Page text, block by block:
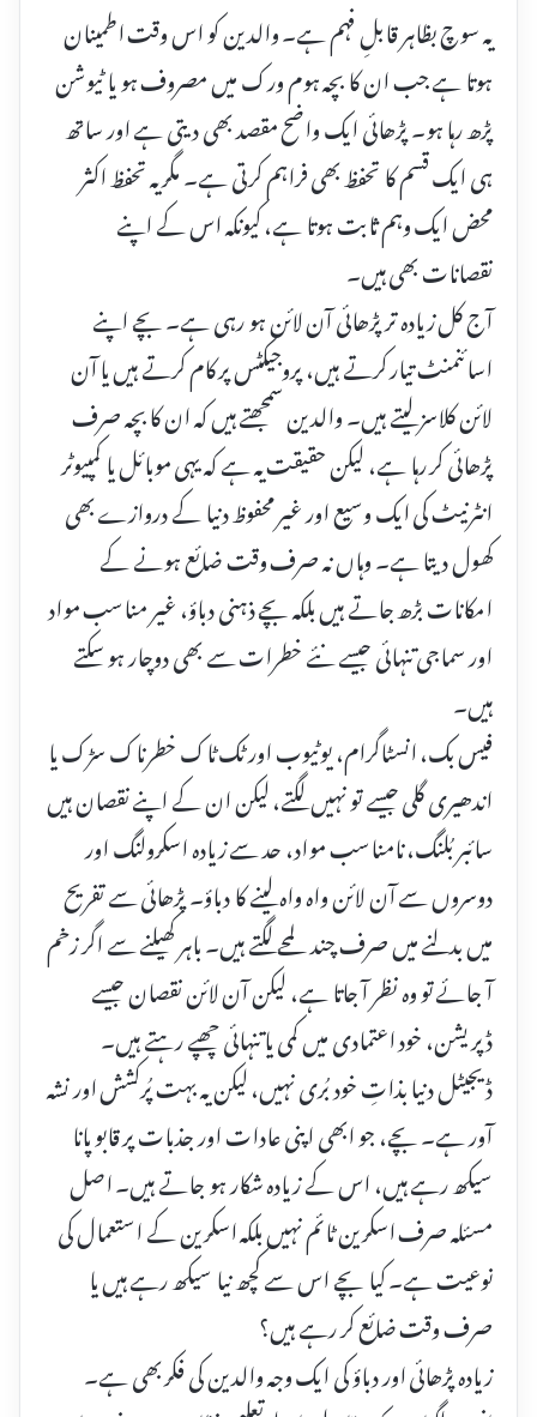
یہ سوچ بظاہر قابلِ فہم ہے۔ والدین کو اس وقت اطمینان
ہوتا ہے جب ان کا بچہ ہوم ورک میں مصروف ہو یا ٹیوشن
پڑھ رہا ہو۔ پڑھائی ایک واضح مقصد بھی دیتی ہے اور ساتھ
ہی ایک قسم کا تحفظ بھی فراہم کرتی ہے۔ مگر یہ تحفظ اکثر
محض ایک وہم ثابت ہوتا ہے، کیونکہ اس کے اپنے
نقصانات بھی ہیں۔
آج کل زیادہ تر پڑھائی آن لائن ہو رہی ہے۔ بچے اپنے
اسائنمنٹ تیار کرتے ہیں، پروجیکٹس پر کام کرتے ہیں یا آن
لائن کلاسز لیتے ہیں۔ والدین سمجھتے ہیں کہ ان کا بچہ صرف
پڑھائی کر رہا ہے، لیکن حقیقت یہ ہے کہ یہی موبائل یا کمپیوٹر
انٹرنیٹ کی ایک وسیع اور غیر محفوظ دنیا کے دروازے بھی
کھول دیتا ہے۔ وہاں نہ صرف وقت ضائع ہونے کے
امکانات بڑھ جاتے ہیں بلکہ بچے ذہنی دباؤ، غیر مناسب مواد
اور سماجی تنہائی جیسے نئے خطرات سے بھی دوچار ہو سکتے
ہیں۔
فیس بک، انسٹاگرام، یوٹیوب اور ٹک ٹاک خطرناک سڑک یا
اندھیری گلی جیسے تو نہیں لگتے، لیکن ان کے اپنے نقصان ہیں
سائبر بُلنگ، نامناسب مواد، حد سے زیادہ اسکرولنگ اور
دوسروں سے آن لائن واہ واہ لینے کا دباؤ۔ پڑھائی سے تفریح
میں بدلنے میں صرف چند لمحے لگتے ہیں۔ باہر کھیلنے سے اگر زخم
آ جائے تو وہ نظر آ جاتا ہے، لیکن آن لائن نقصان جیسے
ڈپریشن، خود اعتمادی میں کمی یا تنہائی چھپے رہتے ہیں۔
ڈیجیٹل دنیا بذاتِ خود بُری نہیں، لیکن یہ بہت پُرکشش اور نشہ
آور ہے۔ بچے، جو ابھی اپنی عادات اور جذبات پر قابو پانا
سیکھ رہے ہیں، اس کے زیادہ شکار ہو جاتے ہیں۔ اصل
مسئلہ صرف اسکرین ٹائم نہیں بلکہ اسکرین کے استعمال کی
نوعیت ہے۔ کیا بچے اس سے کچھ نیا سیکھ رہے ہیں یا
صرف وقت ضائع کر رہے ہیں؟
زیادہ پڑھائی اور دباؤ کی ایک وجہ والدین کی فکر بھی ہے۔